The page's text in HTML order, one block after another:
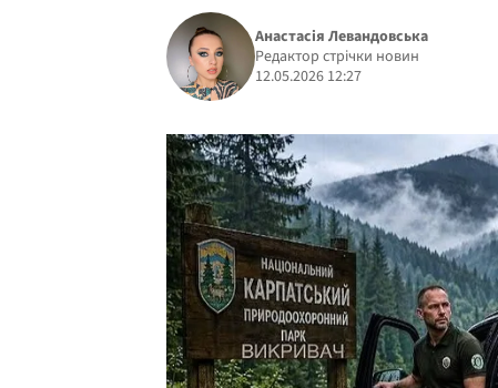
Анастасія Левандовська
Редактор стрічки новин
12.05.2026 12:27